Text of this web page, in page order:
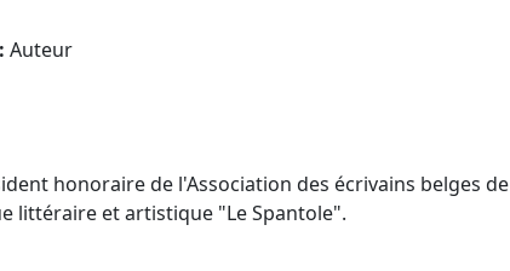
Auteur
honoraire de l'Association des écrivains belges de
littéraire et artistique "Le Spantole".